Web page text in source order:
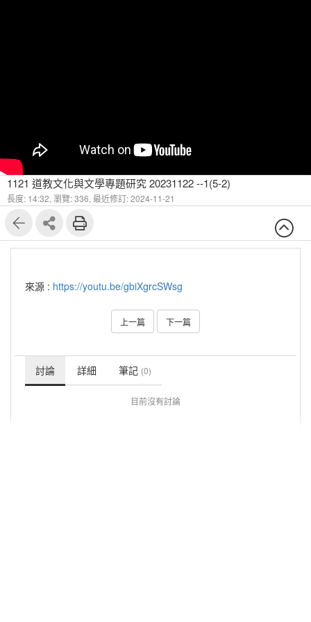
1121 道教文化與文學專題研究 20231122 --1(5-2)
長度: 14:32, 瀏覽: 336, 最近修訂: 2024-11-21
來源 : https://youtu.be/gbiXgrcSWsg
上一篇 下一篇
討論 詳細 筆記 (0)
目前沒有討論